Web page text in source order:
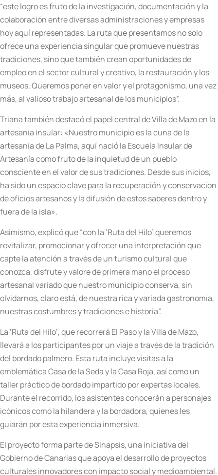
“este logro es fruto de la investigación, documentación y la
colaboración entre diversas administraciones y empresas
hoy aquí representadas. La ruta que presentamos no solo
ofrece una experiencia singular que promueve nuestras
tradiciones, sino que también crean oportunidades de
empleo en el sector cultural y creativo, la restauración y los
museos. Queremos poner en valor y el protagonismo, una vez
más, al valioso trabajo artesanal de los municipios”.
Triana también destacó el papel central de Villa de Mazo en la
artesanía insular: «Nuestro municipio es la cuna de la
artesanía de La Palma, aquí nació la Escuela Insular de
Artesanía como fruto de la inquietud de un pueblo
consciente en el valor de sus tradiciones. Desde sus inicios,
ha sido un espacio clave para la recuperación y conservación
de oficios artesanos y la difusión de estos saberes dentro y
fuera de la isla».
Asimismo, explicó que “con la ‘Ruta del Hilo’ queremos
revitalizar, promocionar y ofrecer una interpretación que
capte la atención a través de un turismo cultural que
conozca, disfrute y valore de primera mano el proceso
artesanal variado que nuestro municipio conserva, sin
olvidarnos, claro está, de nuestra rica y variada gastronomía,
nuestras costumbres y tradiciones e historia”.
La ‘Ruta del Hilo’, que recorrerá El Paso y la Villa de Mazo,
llevará a los participantes por un viaje a través de la tradición
del bordado palmero. Esta ruta incluye visitas a la
emblemática Casa de la Seda y la Casa Roja, así como un
taller práctico de bordado impartido por expertas locales.
Durante el recorrido, los asistentes conocerán a personajes
icónicos como la hilandera y la bordadora, quienes les
guiarán por esta experiencia inmersiva.
El proyecto forma parte de Sinapsis, una iniciativa del
Gobierno de Canarias que apoya el desarrollo de proyectos
culturales innovadores con impacto social y medioambiental.